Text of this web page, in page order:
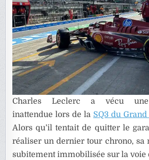
Charles Leclerc a vécu une
inattendue lors de la SQ3 du
Alors qu’il tentait de quitter le
réaliser un dernier tour chrono, sa
subitement immobilisée sur la voie